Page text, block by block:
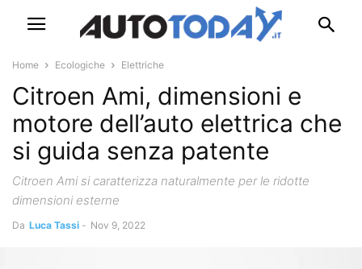
Home Ecologiche Elettriche
Citroen Ami, dimensioni e
motore dell’auto elettrica che
si guida senza patente
Citroen Ami si caratterizza naturalmente per le ridotte
dimensioni esterne
Da Luca Tassi - Nov 9, 2022